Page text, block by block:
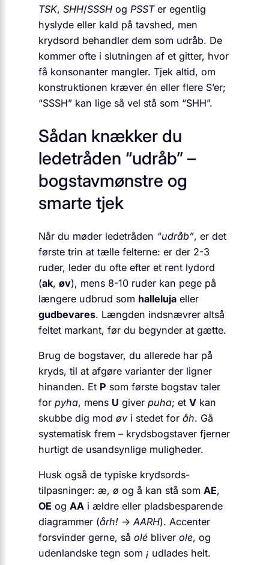
TSK, SHH/SSSH og PSSTer egentlig
hyslyde eller kald på tavshed, men
krydsord behandler dem som udråb. De
kommer ofte i slutningen af et gitter, hvor
få konsonanter mangler. Tjek altid, om
konstruktionen kræver én eller flere S’er;
“SSSH” kan lige så vel stå som “SHH”.
Sådan knækker du
ledetråden “udråb” –
bogstavmønstre og
smarte tjek
Når du møder ledetråden “udråb”, er det
første trin at tælle felterne: er der 2-3
ruder, leder du ofte efter et rent lydord
(ak, øv), mens 8-10 ruder kan pege på
længere udbrud som halleluja eller
gudbevares. Længden indsnævrer altså
feltet markant, før du begynder at gætte.
Brug de bogstaver, du allerede har på
kryds, til at afgøre varianter der ligner
hinanden. Et P som første bogstav taler
for pyha, mens U giver puha; et V kan
skubbe dig mod øvi stedet for åh. Gå
systematisk frem – krydsbogstaver fjerner
hurtigt de usandsynlige muligheder.
Husk også de typiske krydsords-
tilpasninger: æ, ø og å kan stå som AE,
OE og AA i ældre eller pladsbesparende
diagrammer (årh! →AARH). Accenter
forsvinder gerne, så olé bliver ole, og
udenlandske tegn som ¡ udlades helt.